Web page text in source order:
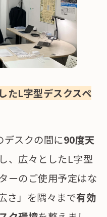
たL字型デスクスペ
デスクの間に90度天
、広々としたL字型
ーのご使用予定はな
さ」を隅々まで有効